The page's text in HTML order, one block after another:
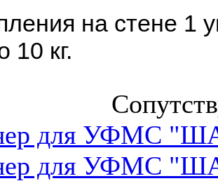
на стене 1
10 кг.
для УФМС
для УФМС